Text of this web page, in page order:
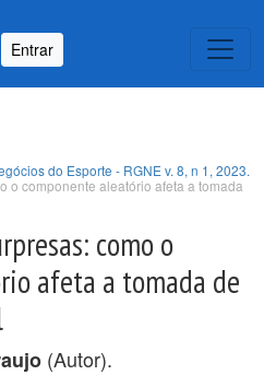
Entrar
do Esporte - RGNE v. 8, n 1, 2023.
o componente aleatório afeta a tomada
como o
afeta a tomada de
(Autor).